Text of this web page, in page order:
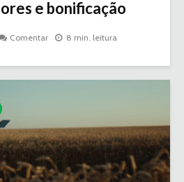
e bonificação
Comentar 8 min. leitura